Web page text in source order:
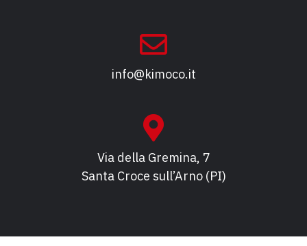
info@kimoco.it
Via della Gremina, 7
Santa Croce sull’Arno (PI)